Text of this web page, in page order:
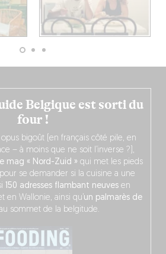
Belgique est sorti du
four !
bigoût (en français côté pile, en
– à moins que ne soit l’inverse ?),
mag « Nord-Zuid » qui met les pieds
se demander si la cuisine a une
150 adresses flambant neuvesen
en Wallonie, ainsi qu’un palmarès de
sommet de la belgitude.